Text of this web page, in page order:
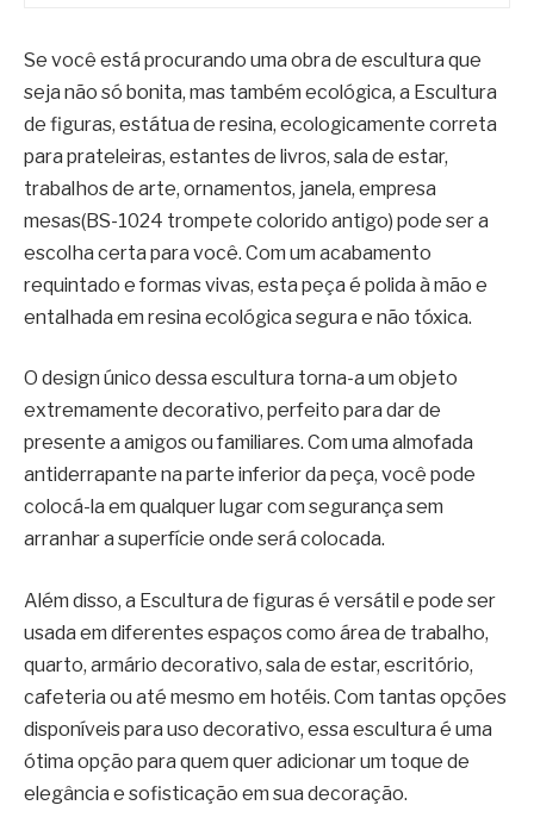
Se você está procurando uma obra de escultura que
seja não só bonita, mas também ecológica, a Escultura
de figuras, estátua de resina, ecologicamente correta
para prateleiras, estantes de livros, sala de estar,
trabalhos de arte, ornamentos, janela, empresa
mesas(BS-1024 trompete colorido antigo) pode ser a
escolha certa para você. Com um acabamento
requintado e formas vivas, esta peça é polida à mão e
entalhada em resina ecológica segura e não tóxica.
O design único dessa escultura torna-a um objeto
extremamente decorativo, perfeito para dar de
presente a amigos ou familiares. Com uma almofada
antiderrapante na parte inferior da peça, você pode
colocá-la em qualquer lugar com segurança sem
arranhar a superfície onde será colocada.
Além disso, a Escultura de figuras é versátil e pode ser
usada em diferentes espaços como área de trabalho,
quarto, armário decorativo, sala de estar, escritório,
cafeteria ou até mesmo em hotéis. Com tantas opções
disponíveis para uso decorativo, essa escultura é uma
ótima opção para quem quer adicionar um toque de
elegância e sofisticação em sua decoração.